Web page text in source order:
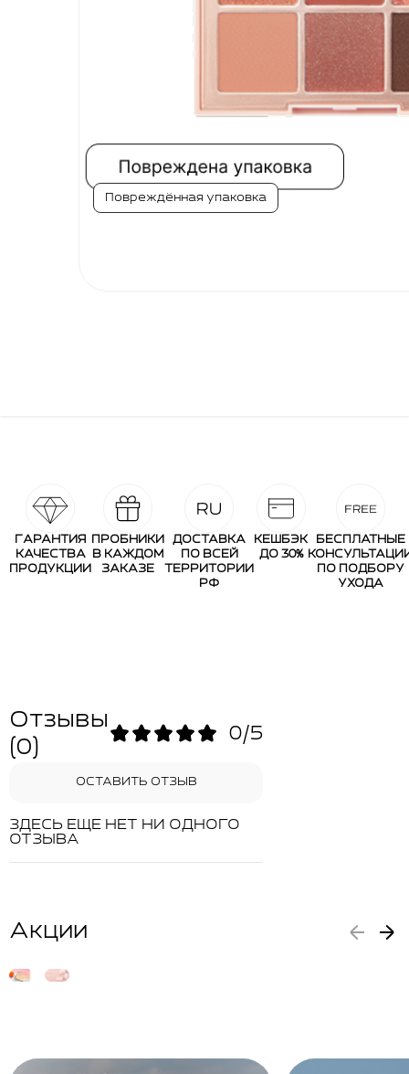
Тени в стике
Палетки для бровей
Карандаши для бровей
Бальзамы
Тинты
Повреждённая упаковка
ГАРАНТИЯ
КАЧЕСТВА
ПРОДУКЦИИ
ПРОБНИКИ
В КАЖДОМ
ЗАКАЗЕ
ДОСТАВКА
ПО ВСЕЙ
ТЕРРИТОРИИ
РФ
КЕШБЭК
ДО 30%
БЕСПЛАТНЫЕ
ПО ПОДБОРУ
УХОДА
Отзывы
(0)
0/5
ОСТАВИТЬ ОТЗЫВ
ЗДЕСЬ ЕЩЕ НЕТ НИ ОДНОГО
ОТЗЫВА
Акции